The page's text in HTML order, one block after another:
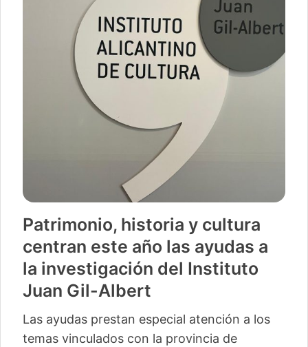
Patrimonio, historia y cultura
centran este año las ayudas a
la investigación del Instituto
Juan Gil-Albert
Las ayudas prestan especial atención a los
temas vinculados con la provincia de